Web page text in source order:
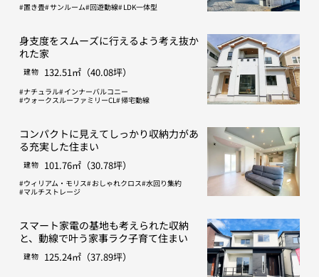
置き畳 サンルーム 回遊動線 LDK一体型
身支度をスムーズに行えるよう考え抜か
れた家
建物 132.51㎡（40.08坪）
ナチュラル インナーバルコニー
ウォークスルーファミリーCL 帰宅動線
コンパクトに見えてしっかり収納力があ
る充実した住まい
建物 101.76㎡（30.78坪）
ウィリアム・モリス おしゃれクロス 水回り集約
マルチストレージ
スマート家電の基地も考えられた収納
と、動線で叶う家事ラク子育て住まい
建物 125.24㎡（37.89坪）